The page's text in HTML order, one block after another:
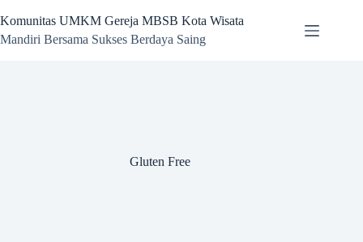
to
content
Komunitas UMKM Gereja MBSB Kota Wisata
Mandiri Bersama Sukses Berdaya Saing
Gluten Free